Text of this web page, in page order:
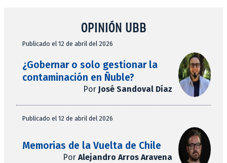
OPINIÓN UBB
Publicado el 12 de abril del 2026
¿Gobernar o solo gestionar la
contaminación en Ñuble?
Por José Sandoval Díaz
Publicado el 12 de abril del 2026
Memorias de la Vuelta de Chile
Por Alejandro Arros Aravena